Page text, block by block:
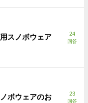
スノボウェア
24
回答
ボウェアのお
23
回答